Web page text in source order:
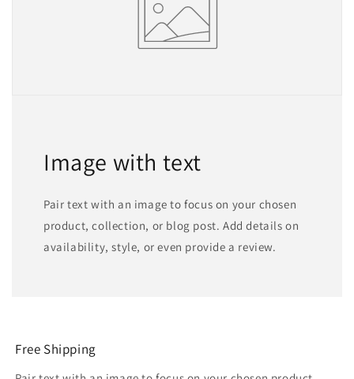
Image with text
Pair text with an image to focus on your chosen
product, collection, or blog post. Add details on
availability, style, or even provide a review.
Free Shipping